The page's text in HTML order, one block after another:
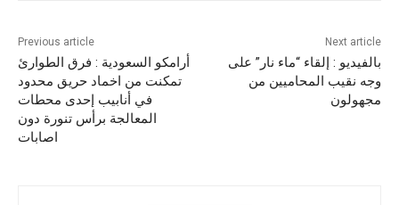
Previous article
أرامكو السعودية : فرق الطوارئ
تمكنت من اخماد حريق محدود
في أنابيب إحدى محطات
المعالجة برأس تنورة دون
اصابات
Next article
بالفيديو : إلقاء “ماء نار” على
وجه نقيب المحاميين من
مجهولون